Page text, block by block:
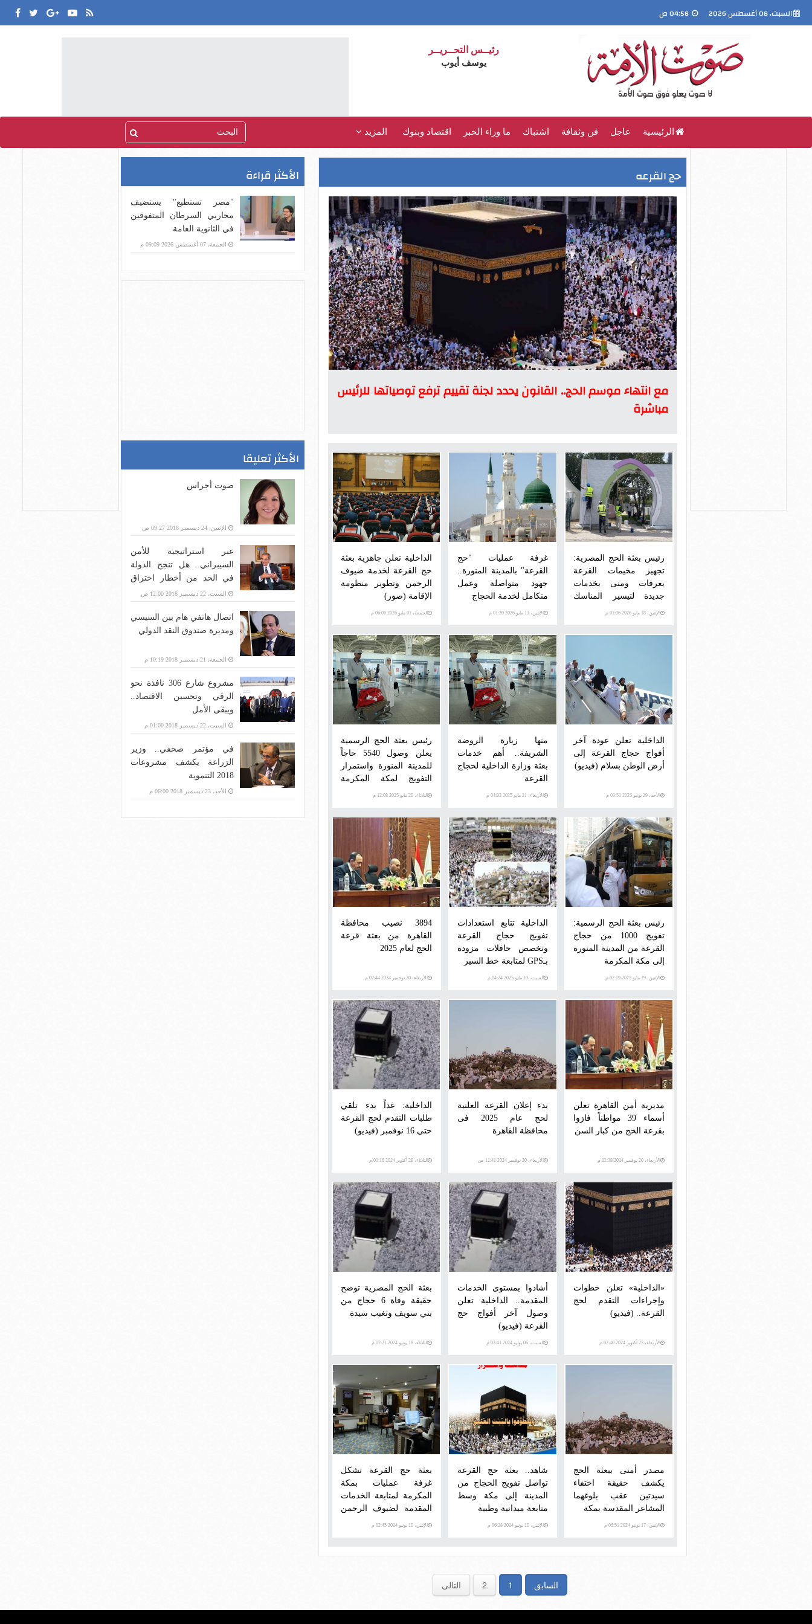
السبت، 08 أغسطس 2026
رئيــس التحــريــر
يوسف أيوب
الرئيسية عاجل فن وثقافة اشتباك ما وراء الخبر اقتصاد وبنوك المزيد
حج القرعه
مع انتهاء موسم الحج.. القانون يحدد لجنة تقييم ترفع توصياتها للرئيس
مباشرة
رئيس بعثة الحج المصرية:
تجهيز مخيمات القرعة
بعرفات ومنى بخدمات
جديدة لتيسير المناسك
(صور)
الإثنين، 18 مايو 2026 01:06 م
غرفة عمليات "حج
القرعة" بالمدينة المنورة..
جهود متواصلة وعمل
متكامل لخدمة الحجاج
الإثنين، 11 مايو 2026 01:39 م
الداخلية تعلن جاهزية بعثة
حج القرعة لخدمة ضيوف
الرحمن وتطوير منظومة
الإقامة (صور)
الجمعة، 01 مايو 2026 06:00 م
الداخلية تعلن عودة آخر
أفواج حجاج القرعة إلى
أرض الوطن بسلام (فيديو)
الأحد، 29 يونيو 2025 03:51 م
منها زيارة الروضة
الشريفة.. أهم خدمات
بعثة وزارة الداخلية لحجاج
القرعة
الأربعاء، 21 مايو 2025 04:03 م
رئيس بعثة الحج الرسمية
يعلن وصول 5540 حاجاً
للمدينة المنورة واستمرار
التفويج لمكة المكرمة
(صور)
الثلاثاء، 20 مايو 2025 12:08 م
رئيس بعثة الحج الرسمية:
تفويج 1000 من حجاج
القرعة من المدينة المنورة
إلى مكة المكرمة
الإثنين، 19 مايو 2025 02:19 م
الداخلية تتابع استعدادات
تفويج حجاج القرعة
وتخصص حافلات مزودة
بـGPS لمتابعة خط السير
السبت، 10 مايو 2025 04:24 م
3894 نصيب محافظة
القاهرة من بعثة قرعة
الحج لعام 2025
الأربعاء، 20 نوفمبر 2024 02:44 م
مديرية أمن القاهرة تعلن
أسماء 39 مواطناً فازوا
بقرعة الحج من كبار السن
الأربعاء، 20 نوفمبر 2024 02:38 م
بدء إعلان القرعة العلنية
لحج عام 2025 فى
محافظة القاهرة
الأربعاء، 20 نوفمبر 2024 11:41 ص
الداخلية: غداً بدء تلقي
طلبات التقدم لحج القرعة
حتى 16 نوفمبر (فيديو)
الثلاثاء، 29 أكتوبر 2024 01:16 م
«الداخلية» تعلن خطوات
وإجراءات التقدم لحج
القرعة.. (فيديو)
الأربعاء، 23 أكتوبر 2024 02:40 م
أشادوا بمستوى الخدمات
المقدمة.. الداخلية تعلن
وصول آخر أفواج حج
القرعة (فيديو)
السبت، 06 يوليو 2024 03:41 م
بعثة الحج المصرية توضح
حقيقة وفاة 6 حجاج من
بني سويف وتغيب سيدة
الثلاثاء، 18 يونيو 2024 02:21 م
مصدر أمنى ببعثة الحج
يكشف حقيقة اختفاء
سيدتين عقب بلوغهما
المشاعر المقدسة بمكة
الإثنين، 17 يونيو 2024 05:51 م
شاهد.. بعثة حج القرعة
تواصل تفويج الحجاج من
المدينة إلى مكة وسط
متابعة ميدانية وطبية
الإثنين، 10 يونيو 2024 06:28 م
بعثة حج القرعة تشكل
غرفة عمليات بمكة
المكرمة لمتابعة الخدمات
المقدمة لضيوف الرحمن
(صور)
الإثنين، 10 يونيو 2024 02:45 م
السابق 1
2 التالى
الأكثر قراءة
"مصر تستطيع" يستضيف
محاربي السرطان المتفوقين
في الثانوية العامة
الجمعة، 07 أغسطس 2026 09:09 م
الأكثر تعليقا
صوت أجراس
الإثنين، 24 ديسمبر 2018 09:27 ص
عبر استراتيجية للأمن
السيبراني.. هل تنجح الدولة
في الحد من أخطار اختراق
بنية الاتصالات؟
السبت، 22 ديسمبر 2018 12:00 ص
اتصال هاتفي هام بين السيسي
ومديرة صندوق النقد الدولي
الجمعة، 21 ديسمبر 2018 10:19 م
مشروع شارع 306 نافذة نحو
الرقي وتحسين الاقتصاد..
ويبقى الأمل
السبت، 22 ديسمبر 2018 01:00 م
في مؤتمر صحفي.. وزير
الزراعة يكشف مشروعات
2018 التنموية
الأحد، 23 ديسمبر 2018 06:00 م